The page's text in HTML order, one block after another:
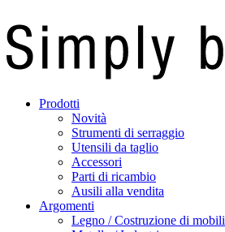
Prodotti
Novità
Strumenti di serraggio
Utensili da taglio
Accessori
Parti di ricambio
Ausili alla vendita
Argomenti
Legno / Costruzione di mobili